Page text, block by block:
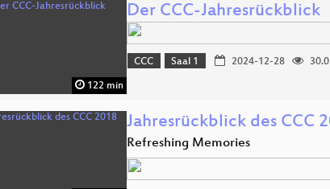
122 min
Der CCC-Jahresrückblick
CCC Saal 1 2024-12-28
Jahresrückblick des CCC
Refreshing Memories